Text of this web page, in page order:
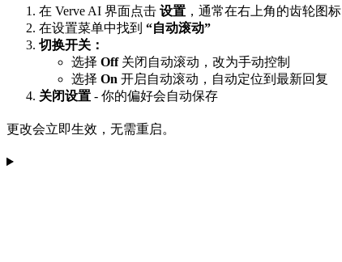
在 Verve AI 界面点击 设置 ，通常在右上角的齿轮图标
在设置菜单中找到 “自动滚动”
切换开关：
选择 Off关闭自动滚动，改为手动控制
选择 On 开启自动滚动，自动定位到最新回复
关闭设置 - 你的偏好会自动保存
更改会立即生效，无需重启。